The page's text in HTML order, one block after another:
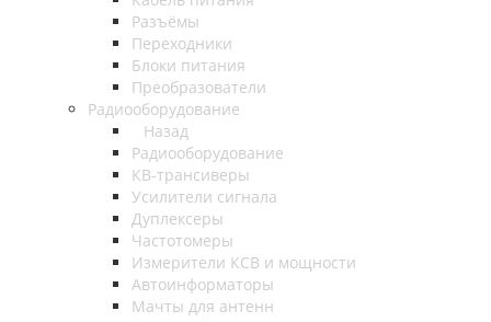
Разъёмы
Переходники
Блоки питания
Преобразователи
Радиооборудование
Назад
Радиооборудование
КВ-трансиверы
Усилители сигнала
Дуплексеры
Частотомеры
Измерители КСВ и мощности
Автоинформаторы
Мачты для антенн